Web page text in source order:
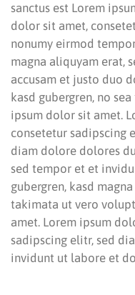
sanctus est Lorem
dolor sit amet,
nonumy eirmod
magna aliquyam erat,
accusam et justo duo
kasd gubergren, no
ipsum dolor sit amet.
consetetur sadipscing
diam dolore dolores
sed tempor et et
gubergren, kasd
takimata ut vero
amet. Lorem ipsum
sadipscing elitr, sed
invidunt ut labore et